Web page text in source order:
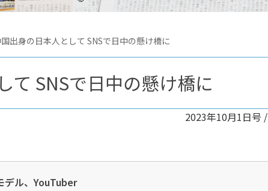
出身の日本人として SNSで日中の懸け橋に
て SNSで日中の懸け橋に
2023年10月1日号 /
デル、YouTuber